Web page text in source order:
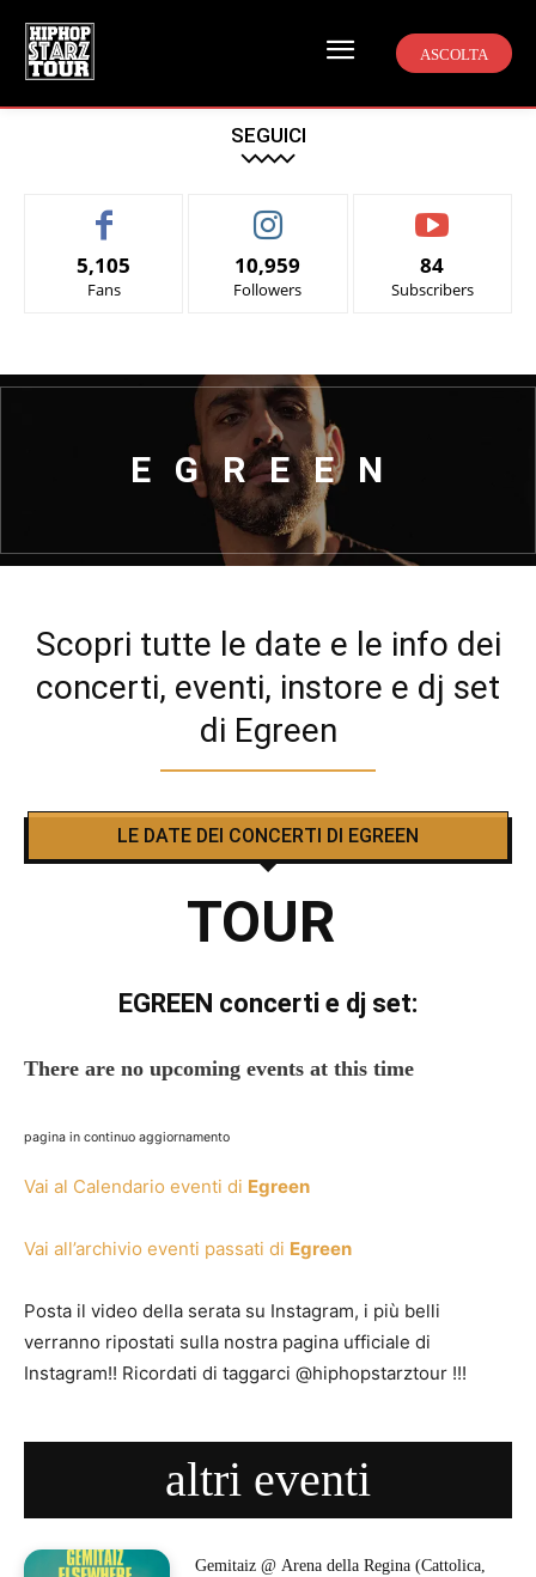
ASCOLTA
SEGUICI
5,105
Fans
10,959
Followers
84
Subscribers
EGREEN
Scopri tutte le date e le info dei
concerti, eventi, instore e dj set
di Egreen
LE DATE DEI CONCERTI DI EGREEN
TOUR
EGREEN concerti e dj set:
There are no upcoming events at this time
pagina in continuo aggiornamento
Vai al Calendario eventi di Egreen
Vai all’archivio eventi passati di Egreen
Posta il video della serata su Instagram, i più belli
verranno ripostati sulla nostra pagina ufficiale di
Instagram!! Ricordati di taggarci @hiphopstarztour !!!
altri eventi
Gemitaiz @ Arena della Regina (Cattolica,